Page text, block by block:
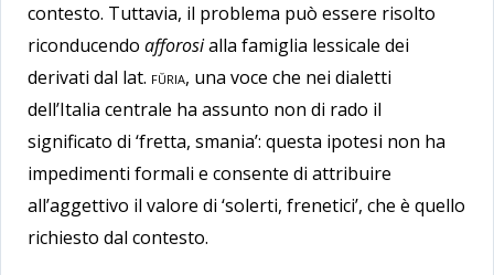
contesto. Tuttavia, il problema può essere risolto
riconducendo afforosialla famiglia lessicale dei
derivati dal lat. fŭria, una voce che nei dialetti
dell’Italia centrale ha assunto non di rado il
significato di ‘fretta, smania’: questa ipotesi non ha
impedimenti formali e consente di attribuire
all’aggettivo il valore di ‘solerti, frenetici’, che è quello
richiesto dal contesto.